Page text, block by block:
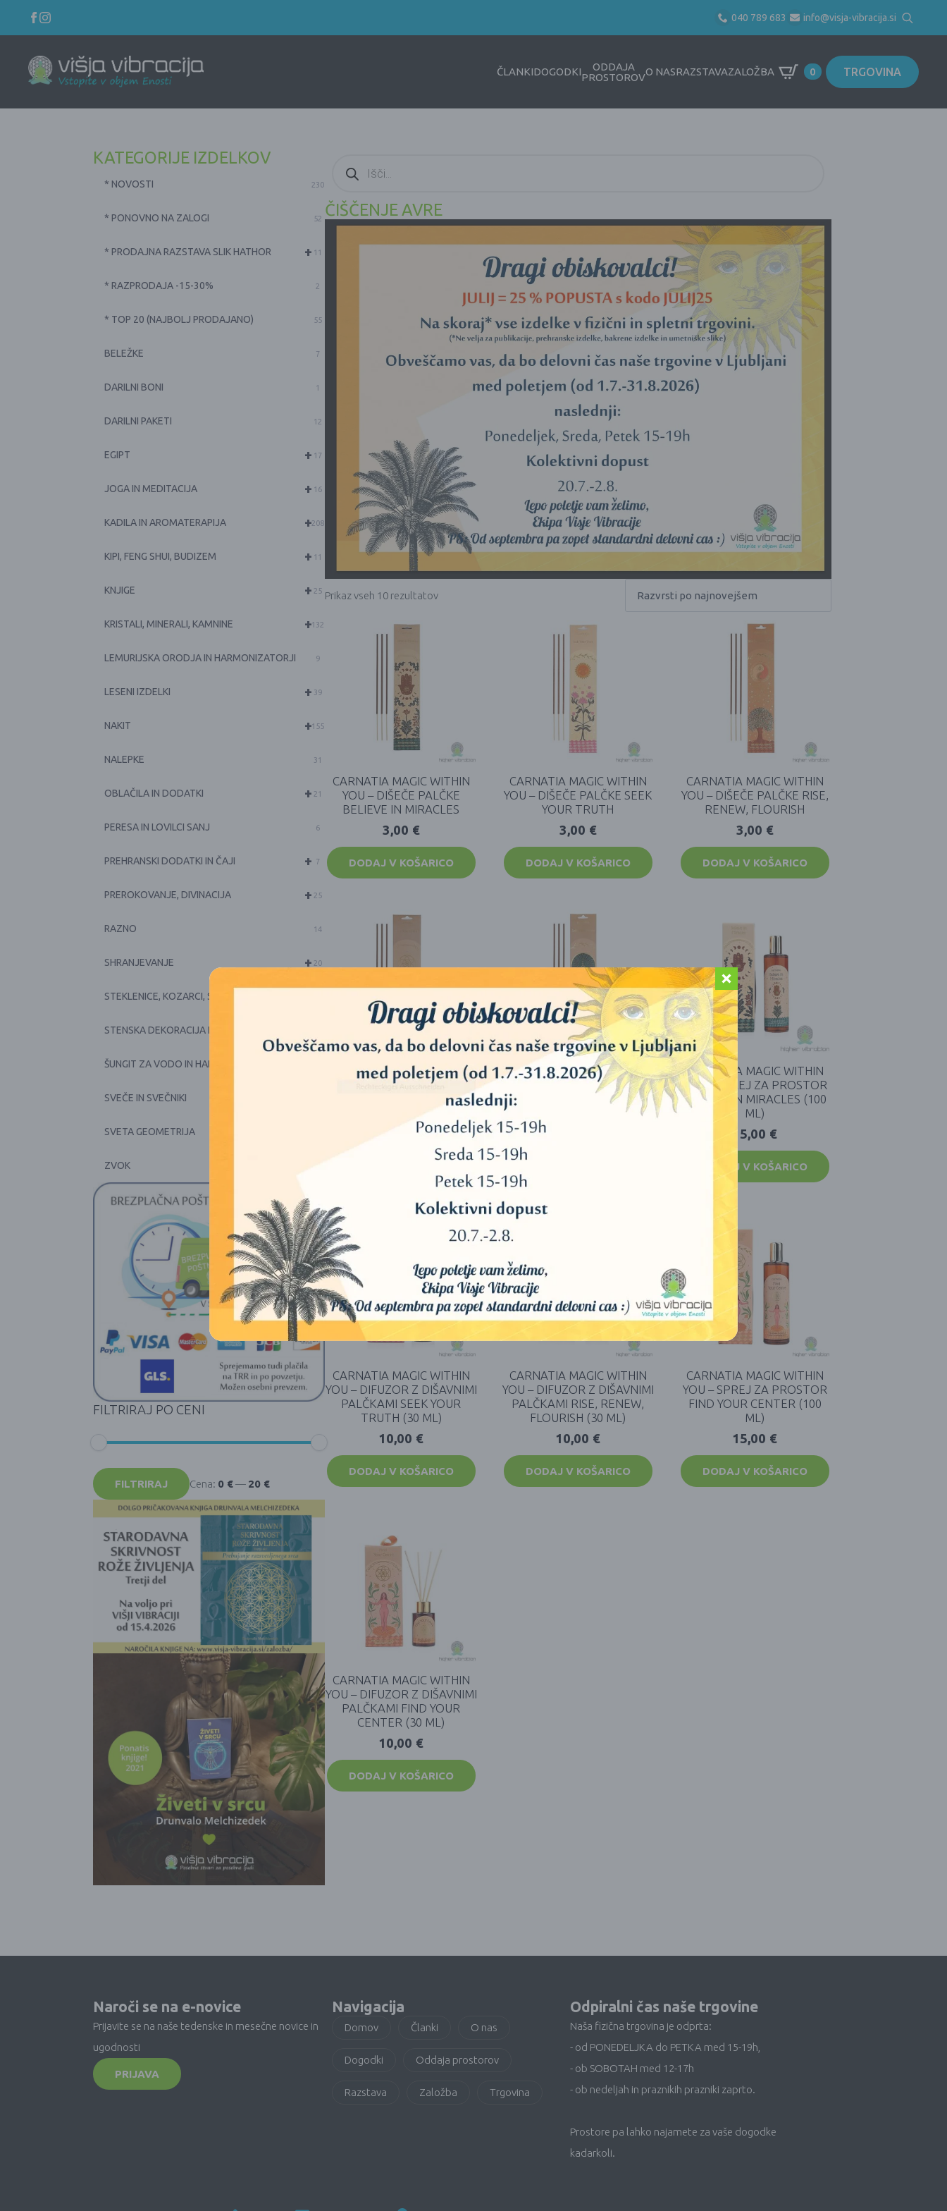
040 789 683 info@visja-vibracija.si
Search
for:
ČLANKIDOGODKI
ODDAJA
PROSTOROVO NASRAZSTAVAZALOŽBA 0 TRGOVINA
KATEGORIJE IZDELKOV
* NOVOSTI 230
* PONOVNO NA ZALOGI 52
+
* PRODAJNA RAZSTAVA SLIK HATHOR 11
* RAZPRODAJA -15-30% 2
* TOP 20 (NAJBOLJ PRODAJANO) 55
BELEŽKE 7
DARILNI BONI 1
DARILNI PAKETI 12
+
EGIPT 17
+
JOGA IN MEDITACIJA 16
+
KADILA IN AROMATERAPIJA 208
+
KIPI, FENG SHUI, BUDIZEM 11
+
KNJIGE 25
+
KRISTALI, MINERALI, KAMNINE 132
LEMURIJSKA ORODJA IN HARMONIZATORJI 9
+
LESENI IZDELKI 39
+
NAKIT 155
NALEPKE 31
+
OBLAČILA IN DODATKI 21
PERESA IN LOVILCI SANJ 6
+
PREHRANSKI DODATKI IN ČAJI 7
+
PREROKOVANJE, DIVINACIJA 25
RAZNO 14
+
SHRANJEVANJE 20
STEKLENICE, KOZARCI, SKODELICE, POSODE
STENSKA DEKORACIJA IN PRTI
ŠUNGIT ZA VODO IN HARMONIJO
SVEČE IN SVEČNIKI
SVETA GEOMETRIJA
+
ZVOK 113
FILTRIRAJ PO CENI
Min
cena
Max
cena FILTRIRAJ Cena: 0 €— 20 €
search
ČIŠČENJE AVRE
Prikaz vseh 10 rezultatov
CARNATIA MAGIC WITHIN
YOU – DIŠEČE PALČKE
BELIEVE IN MIRACLES
3,00 €
DODAJ V KOŠARICO
CARNATIA MAGIC WITHIN
YOU – DIŠEČE PALČKE SEEK
YOUR TRUTH
3,00 €
DODAJ V KOŠARICO
CARNATIA MAGIC WITHIN
YOU – DIŠEČE PALČKE RISE,
RENEW, FLOURISH
3,00 €
DODAJ V KOŠARICO
CARNATIA MAGIC WITHIN
YOU – DIŠEČE PALČKE FIND
3,00€
CARNATIA MAGIC WITHIN
YOU – DIŠEČE PALČKE
EMBRACE HARMONY
CARNATIA MAGIC WITHIN
YOU – SPREJ ZA PROSTOR
BELIEVE IN MIRACLES (100
ML)
15,00 €
DODAJ V KOŠARICO
CARNATIA MAGIC WITHIN
YOU – DIFUZOR Z DIŠAVNIMI
PALČKAMI SEEK YOUR
TRUTH (30 ML)
10,00 €
DODAJ V KOŠARICO
CARNATIA MAGIC WITHIN
YOU – DIFUZOR Z DIŠAVNIMI
PALČKAMI RISE, RENEW,
FLOURISH (30 ML)
10,00 €
DODAJ V KOŠARICO
CARNATIA MAGIC WITHIN
YOU – SPREJ ZA PROSTOR
FIND YOUR CENTER (100
ML)
15,00 €
DODAJ V KOŠARICO
CARNATIA MAGIC WITHIN
YOU – DIFUZOR Z DIŠAVNIMI
PALČKAMI FIND YOUR
CENTER (30 ML)
10,00 €
DODAJ V KOŠARICO
Naroči se na e-novice
Prijavite se na naše tedenske in mesečne novice in
ugodnosti
PRIJAVA
Navigacija
Domov Članki O nas
Dogodki Oddaja prostorov
Razstava Založba Trgovina
Odpiralni čas naše trgovine
Naša fizična trgovina je odprta:
- od PONEDELJKA do PETKA med 15-19h,
- ob SOBOTAH med 12-17h
- ob nedeljah in praznikih prazniki zaprto.
Prostore pa lahko najamete za vaše dogodke
kadarkoli.